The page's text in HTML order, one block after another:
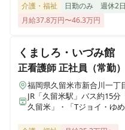
介護・福祉 日勤のみ 週休2
月給37.8万円〜46.3万円
くましろ・いづみ館
正看護師正社員（常勤）
福岡県久留米市新合川一丁
JR「久留米駅」バス約15分
久留米」・「Tジョイ・ゆ